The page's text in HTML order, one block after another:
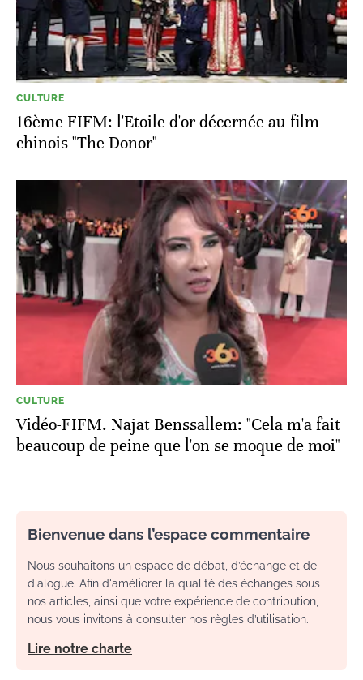
CULTURE
16ème FIFM: l'Etoile d'or décernée au film
chinois "The Donor"
CULTURE
Vidéo-FIFM. Najat Benssallem: "Cela m'a fait
beaucoup de peine que l'on se moque de moi"
Bienvenue dans l’espace commentaire
Nous souhaitons un espace de débat, d’échange et de
dialogue. Afin d'améliorer la qualité des échanges sous
nos articles, ainsi que votre expérience de contribution,
nous vous invitons à consulter nos règles d’utilisation.
Lire notre charte